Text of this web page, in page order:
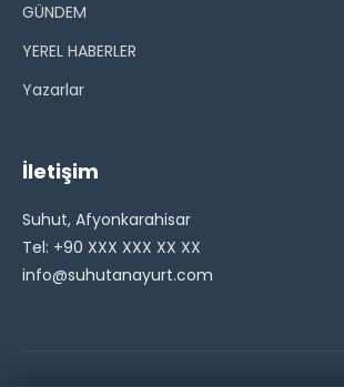
GÜNDEM
YEREL HABERLER
Yazarlar
İletişim
Suhut, Afyonkarahisar
Tel: +90 XXX XXX XX XX
info@suhutanayurt.com